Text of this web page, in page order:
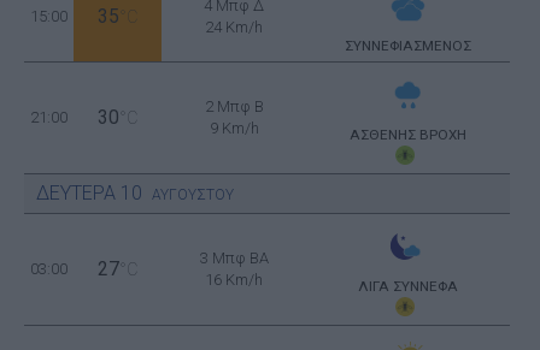
15:00 35 °C
4 Μπφ Δ
24 Km/h
ΣΥΝΝΕΦΙΑΣΜΕΝΟΣ
21:00 30 °C
2 Μπφ B
9 Km/h
ΑΣΘΕΝΗΣ ΒΡΟΧΗ
ΔΕΥΤΕΡΑ 10 ΑΥΓΟΥΣΤΟΥ
03:00 27 °C
3 Μπφ BA
16 Km/h
ΛΙΓΑ ΣΥΝΝΕΦΑ